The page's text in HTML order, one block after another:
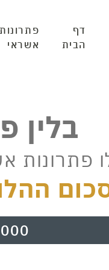
דף
הבית
פתרונות
אשראי
בלין
פתרונות